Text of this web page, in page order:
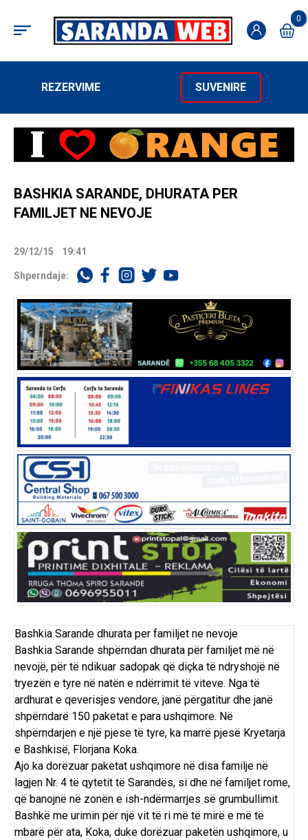
0
REZERVIME SUVENIRE
BASHKIA SARANDE, DHURATA PER
FAMILJET NE NEVOJE
29/12/15 19:41
Shperndaje:
Bashkia Sarande dhurata per familjet ne nevoje
Bashkia Sarande shpërndan dhurata për familjet më në
nevojë, për të ndikuar sadopak që diçka të ndryshojë në
tryezën e tyre në natën e ndërrimit të viteve. Nga të
ardhurat e qeverisjes vendore, janë përgatitur dhe janë
shpërndarë 150 paketat e para ushqimore. Në
shpërndarjen e një pjese të tyre, ka marrë pjesë Kryetarja
e Bashkisë, Florjana Koka.
Ajo ka dorëzuar paketat ushqimore në disa familje në
lagjen Nr. 4 të qytetit të Sarandës, si dhe në familjet rome,
që banojnë në zonën e ish-ndërmarrjes së grumbullimit.
Bashkë me urimin për një vit të ri më të mirë e më të
mbarë për ata, Koka, duke dorëzuar paketën ushqimore, u